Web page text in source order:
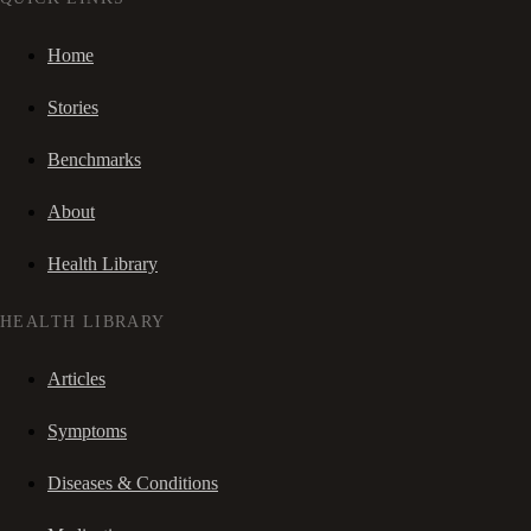
Home
Stories
Benchmarks
About
Health Library
HEALTH LIBRARY
Articles
Symptoms
Diseases & Conditions